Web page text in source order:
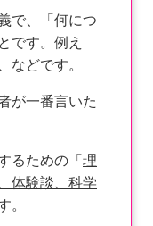
で、「何につ
です。例え
などです。
が一番言いた
るための「 理
体験談、科学
。